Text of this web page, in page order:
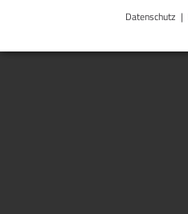
Datenschutz